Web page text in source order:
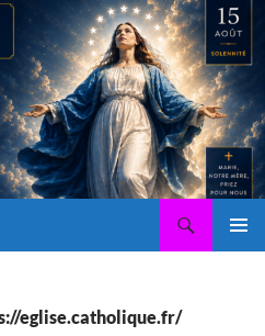
eglise.catholique.fr/